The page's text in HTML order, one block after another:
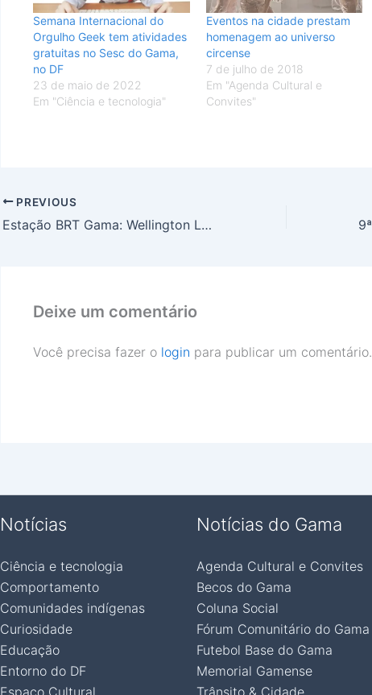
Semana Internacional do
Orgulho Geek tem atividades
gratuitas no Sesc do Gama,
no DF
23 de maio de 2022
Em "Ciência e tecnologia"
Eventos na cidade prestam
homenagem ao universo
circense
7 de julho de 2018
Em "Agenda Cultural e
Convites"
PREVIOUS
Estação BRT Gama: Wellington Luiz fez indicação em 2015 para a construção de estacionamento
Deixe um comentário
Você precisa fazer o login para publicar um comentário.
Notícias
Ciência e tecnologia
Comportamento
Comunidades indígenas
Curiosidade
Educação
Entorno do DF
Notícias do Gama
Agenda Cultural e Convites
Becos do Gama
Coluna Social
Fórum Comunitário do Gama
Futebol Base do Gama
Memorial Gamense